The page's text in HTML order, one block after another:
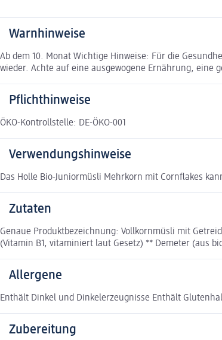
Warnhinweise
Ab dem 10. Monat Wichtige Hinweise: Für die
wieder. Achte auf eine ausgewogene Ernährung, eine
Pflichthinweise
ÖKO-Kontrollstelle: DE-ÖKO-001
Verwendungshinweise
Das Holle Bio-Juniormüsli Mehrkorn mit Cornflakes
Zutaten
Genaue Produktbezeichnung: Vollkornmüsli mit
(Vitamin B1, vitaminiert laut Gesetz) ** Demeter (aus
Allergene
Enthält Dinkel und Dinkelerzeugnisse Enthält
Zubereitung